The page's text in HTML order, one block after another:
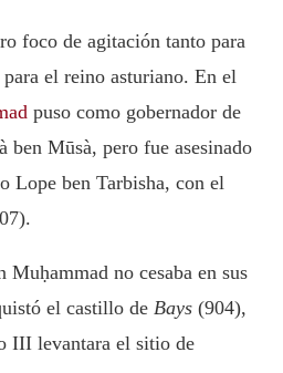
foco de agitación tanto para
el reino asturiano. En el
puso como gobernador de
ben Mūsà, pero fue asesinado
Lope ben Tarbisha, con el
no cesaba en sus
el castillo de Bays (904),
III levantara el sitio de